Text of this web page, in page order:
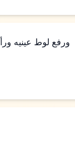
ورفع لوط عينيه